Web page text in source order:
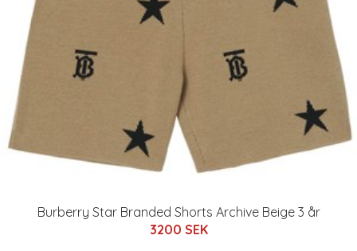
Burberry Star Branded Shorts Archive Beige 3 år
3200 SEK